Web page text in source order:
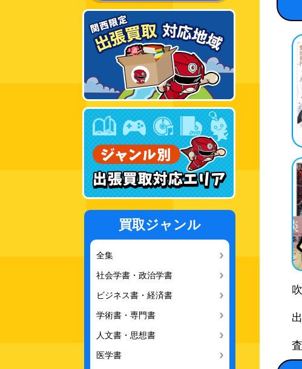
買取ジャンル
全集
社会学書・政治学書
ビジネス書・経済書
学術書・専門書
人文書・思想書
医学書